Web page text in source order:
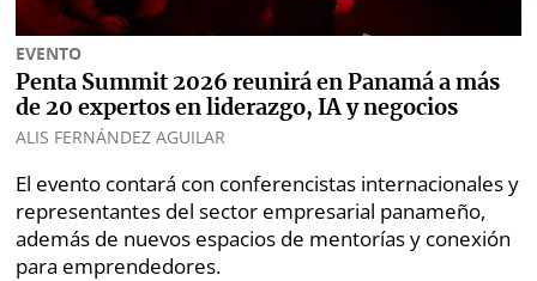
EVENTO
Penta Summit 2026 reunirá en Panamá a más
de 20 expertos en liderazgo, IA y negocios
ALIS FERNÁNDEZ AGUILAR
El evento contará con conferencistas internacionales y
representantes del sector empresarial panameño,
además de nuevos espacios de mentorías y conexión
para emprendedores.